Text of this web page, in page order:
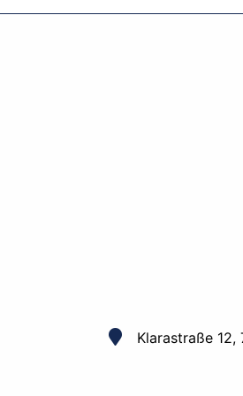
Klarastraße